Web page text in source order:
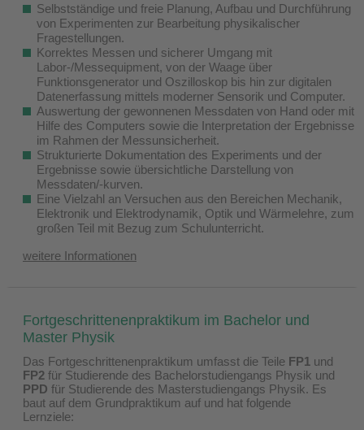
Selbstständige und freie Planung, Aufbau und Durchführung
von Experimenten zur Bearbeitung physikalischer
Fragestellungen.
Korrektes Messen und sicherer Umgang mit
Labor-/Messequipment, von der Waage über
Funktionsgenerator und Oszilloskop bis hin zur digitalen
Datenerfassung mittels moderner Sensorik und Computer.
Auswertung der gewonnenen Messdaten von Hand oder mit
Hilfe des Computers sowie die Interpretation der Ergebnisse
im Rahmen der Messunsicherheit.
Strukturierte Dokumentation des Experiments und der
Ergebnisse sowie übersichtliche Darstellung von
Messdaten/-kurven.
Eine Vielzahl an Versuchen aus den Bereichen Mechanik,
Elektronik und Elektrodynamik, Optik und Wärmelehre, zum
großen Teil mit Bezug zum Schulunterricht.
weitere Informationen
Fortgeschrittenenpraktikum im Bachelor und
Master Physik
Das Fortgeschrittenenpraktikum umfasst die Teile FP1 und
FP2 für Studierende des Bachelorstudiengangs Physik und
PPD für Studierende des Masterstudiengangs Physik. Es
baut auf dem Grundpraktikum auf und hat folgende
Lernziele: